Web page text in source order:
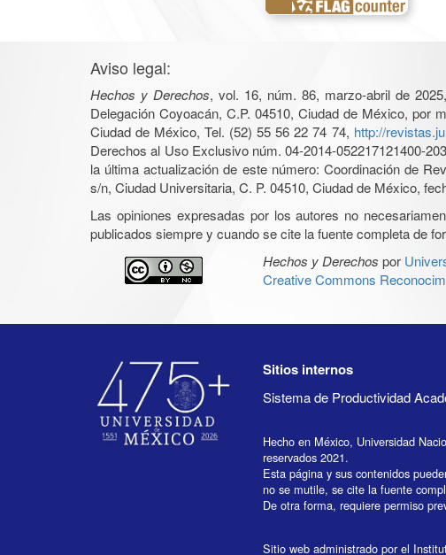
Aviso legal:
Hechos y Derechos, vol. 16, núm. 86, marzo-abril de
Delegación Coyoacán, C.P. 04510, Ciudad de México, por
Ciudad de México, Tel. (52) 55 56 22 74 74, http://
Derechos al Uso Exclusivo núm. 04-2014-052217121400-
la última actualización de este número: Coordinación de
s/n, Ciudad Universitaria, C. P. 04510, Ciudad de México,
Las opiniones expresadas por los autores no
publicados siempre y cuando se cite la fuente completa de
Hechos y Derechos por
Creative Commons
Sitios internos
Sistema de Productividad
Hecho en México, Universidad
reservados 2021.
Esta página y sus contenidos
no se mutile, se cite la fuente
De otra forma, requiere permiso
Sitio web administrado por el